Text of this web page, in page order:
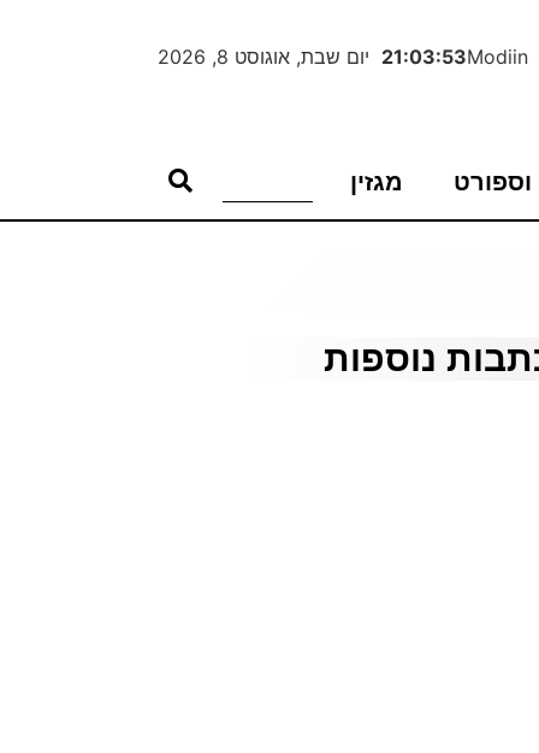
Modiin
21:03:54 יום שבת, אוגוסט 8, 2026
וספורט מגזין
נוספות